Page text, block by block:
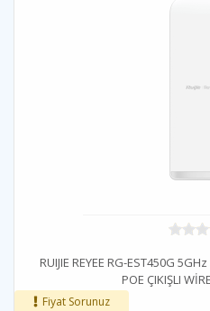
RUIJIE REYEE RG-EST450G
POE ÇIKIŞLI
Fiyat Sorunuz